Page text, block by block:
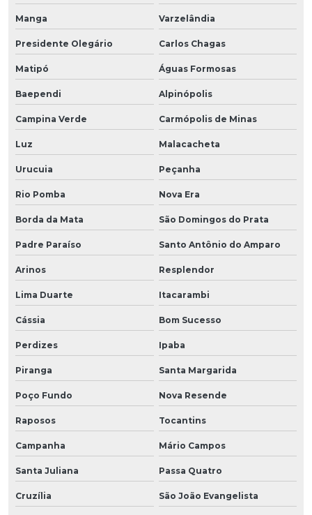
Manga Varzelândia
Presidente Olegário Carlos Chagas
Matipó Águas Formosas
Baependi Alpinópolis
Campina Verde Carmópolis de Minas
Luz Malacacheta
Urucuia Peçanha
Rio Pomba Nova Era
Borda da Mata São Domingos do Prata
Padre Paraíso Santo Antônio do Amparo
Arinos Resplendor
Lima Duarte Itacarambi
Cássia Bom Sucesso
Perdizes Ipaba
Piranga Santa Margarida
Poço Fundo Nova Resende
Raposos Tocantins
Campanha Mário Campos
Santa Juliana Passa Quatro
Cruzília São João Evangelista